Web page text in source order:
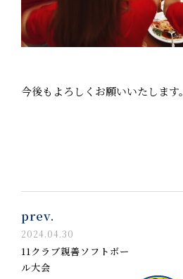
今後もよろしくお願いいたします。
prev.
2024.04.30
11クラブ親善ソフトボー
ル大会